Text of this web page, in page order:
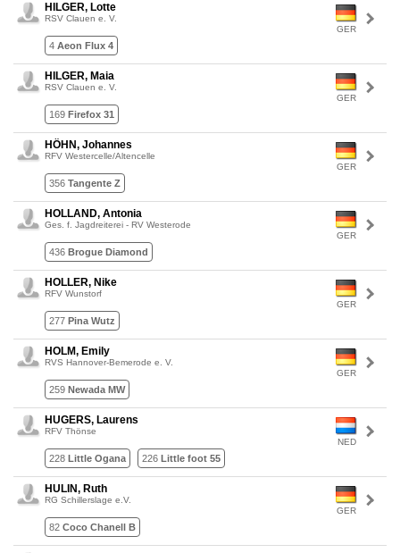
GER
HILGER, Lotte
RSV Clauen e. V.
4 Aeon Flux 4
GER
HILGER, Maia
RSV Clauen e. V.
169 Firefox 31
GER
HÖHN, Johannes
RFV Westercelle/Altencelle
356 Tangente Z
GER
HOLLAND, Antonia
Ges. f. Jagdreiterei - RV Westerode
436 Brogue Diamond
GER
HOLLER, Nike
RFV Wunstorf
277 Pina Wutz
GER
HOLM, Emily
RVS Hannover-Bemerode e. V.
259 Newada MW
NED
HUGERS, Laurens
RFV Thönse
228 Little Ogana 226 Little foot 55
GER
HULIN, Ruth
RG Schillerslage e.V.
82 Coco Chanell B